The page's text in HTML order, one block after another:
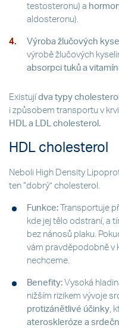
testosteronu) a
aldosteronu).
Výroba žlučových
výrobě žlučových
absorpci tuků a
Existujídva typy
i způsobem transportu v
HDL a LDL cholesterol.
HDL cholesterol
Neboli High Density
ten “dobrý” cholesterol.
Funkce: Transportuje
kde jej tělo odstraní, a
bez nánosů plaku.
vám pravděpodobně v
nechceme.
Benefity: Vysoká
nižším rizikem vývoje
protizánětlivé účinky,
ateroskleróze a